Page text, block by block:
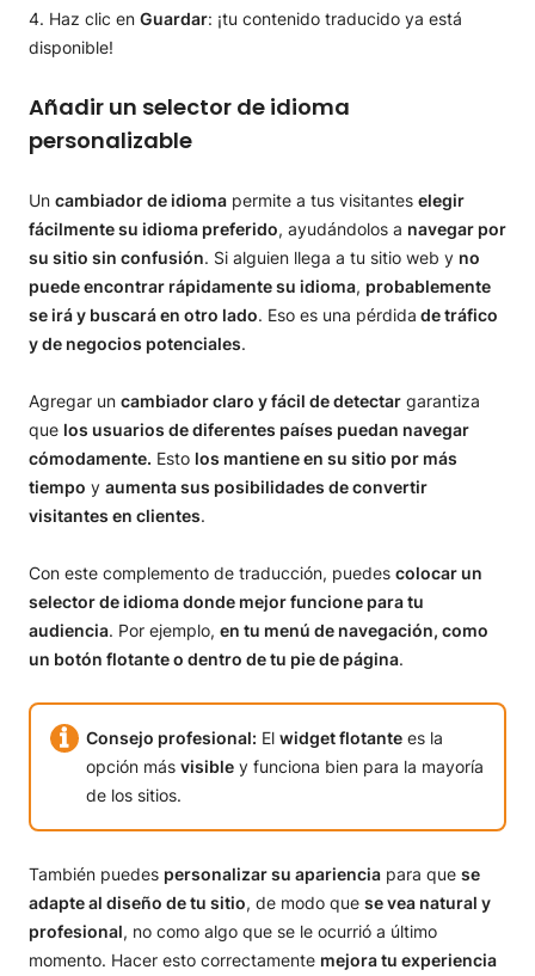
Haz clic en Guardar: ¡tu contenido traducido ya está
disponible!
Añadir un selector de idioma
personalizable
Un cambiador de idioma permite a tus visitantes elegir
fácilmente su idioma preferido, ayudándolos a navegar por
su sitio sin confusión. Si alguien llega a tu sitio web y no
puede encontrar rápidamente su idioma, probablemente
se irá y buscará en otro lado. Eso es una pérdida de tráfico
y de negocios potenciales.
Agregar un cambiador claro y fácil de detectar garantiza
que los usuarios de diferentes países puedan navegar
cómodamente. Esto los mantiene en su sitio por más
tiempo y aumenta sus posibilidades de convertir
visitantes en clientes.
Con este complemento de traducción, puedes colocar un
selector de idioma donde mejor funcione para tu
audiencia. Por ejemplo, en tu menú de navegación, como
un botón flotante o dentro de tu pie de página.
Consejo profesional: El widget flotante es la
opción más visible y funciona bien para la mayoría
de los sitios.
También puedes personalizar su apariencia para que se
adapte al diseño de tu sitio, de modo que se vea natural y
profesional, no como algo que se le ocurrió a último
momento. Hacer esto correctamente mejora tu experiencia